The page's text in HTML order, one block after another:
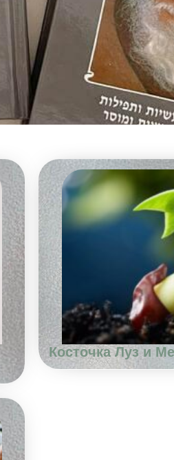
Косточка Луз и